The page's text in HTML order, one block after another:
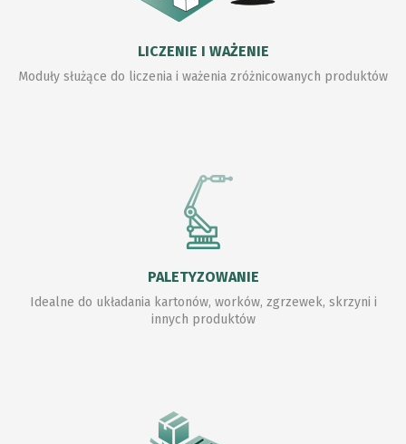
LICZENIE I WAŻENIE
Moduły służące do liczenia i ważenia zróżnicowanych produktów
PALETYZOWANIE
Idealne do układania kartonów, worków, zgrzewek, skrzyni i
innych produktów